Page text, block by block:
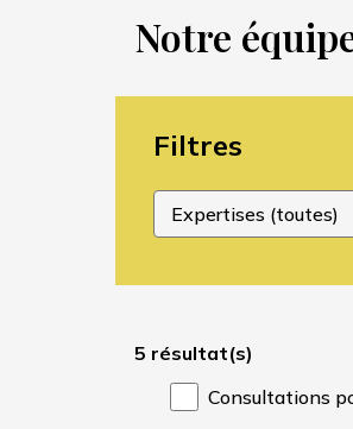
Notre
Filtres
5 résultat(s)
Consultations